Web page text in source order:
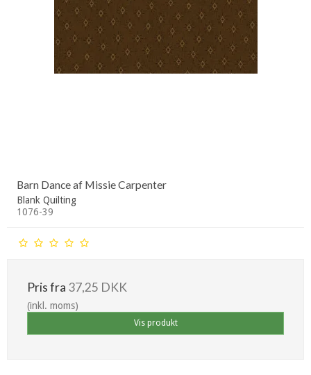
Barn Dance af Missie Carpenter
Blank Quilting
1076-39
Pris fra 37,25 DKK
(inkl. moms)
Vis produkt